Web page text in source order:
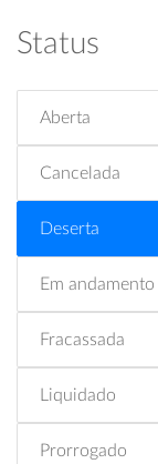
Status
Aberta
Cancelada
Deserta
Em andamento
Fracassada
Liquidado
Prorrogado